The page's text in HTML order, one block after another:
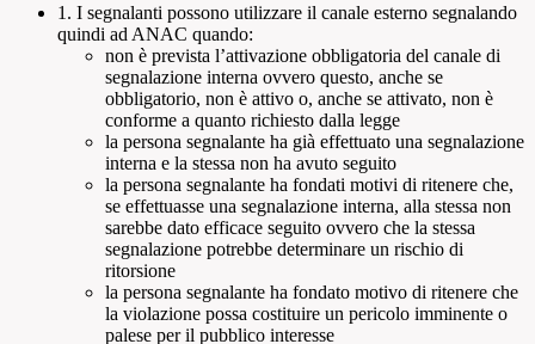
1. I segnalanti possono utilizzare il canale esterno segnalando
quindi ad ANAC quando:
non è prevista l’attivazione obbligatoria del canale di
segnalazione interna ovvero questo, anche se
obbligatorio, non è attivo o, anche se attivato, non è
conforme a quanto richiesto dalla legge
la persona segnalante ha già effettuato una segnalazione
interna e la stessa non ha avuto seguito
la persona segnalante ha fondati motivi di ritenere che,
se effettuasse una segnalazione interna, alla stessa non
sarebbe dato efficace seguito ovvero che la stessa
segnalazione potrebbe determinare un rischio di
ritorsione
la persona segnalante ha fondato motivo di ritenere che
la violazione possa costituire un pericolo imminente o
palese per il pubblico interesse